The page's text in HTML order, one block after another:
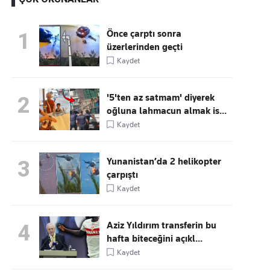
Kaçırmayın
Ücretsiz üye olun, gündemi
1
Önce çarptı sonra
üzerlerinden geçti
Kaydet
2
'5'ten az satmam' diyerek
oğluna lahmacun almak is...
Kaydet
3
Yunanistan’da 2 helikopter
çarpıştı
Kaydet
4
Aziz Yıldırım transferin bu
hafta biteceğini açıkl...
Kaydet